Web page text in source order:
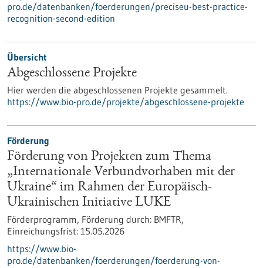
pro.de/datenbanken/foerderungen/preciseu-best-practice-
recognition-second-edition
Übersicht
Abgeschlossene Projekte
Hier werden die abgeschlossenen Projekte gesammelt.
https://www.bio-pro.de/projekte/abgeschlossene-projekte
Förderung
Förderung von Projekten zum Thema
„Internationale Verbundvorhaben mit der
Ukraine“ im Rahmen der Europäisch-
Ukrainischen Initiative LUKE
Förderprogramm, Förderung durch: BMFTR,
Einreichungsfrist: 15.05.2026
https://www.bio-
pro.de/datenbanken/foerderungen/foerderung-von-